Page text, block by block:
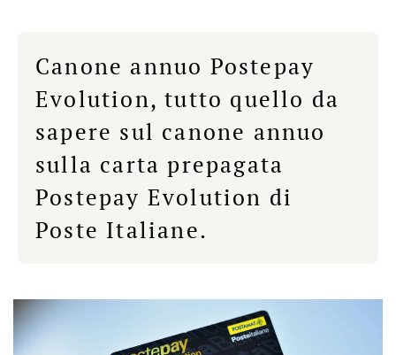
Canone annuo Postepay
Evolution, tutto quello da
sapere sul canone annuo
sulla carta prepagata
Postepay Evolution di
Poste Italiane.